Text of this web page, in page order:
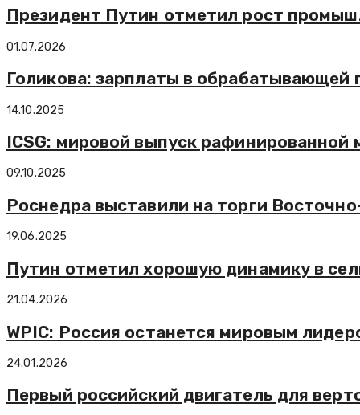
Президент Путин отметил рост
01.07.2026
Голикова: зарплаты в
14.10.2025
ICSG: мировой выпуск
09.10.2025
Роснедра выставили на торги
19.06.2025
Путин отметил хорошую динамику в
21.04.2026
WPIC: Россия останется мировым
24.01.2026
Первый российский двигатель для